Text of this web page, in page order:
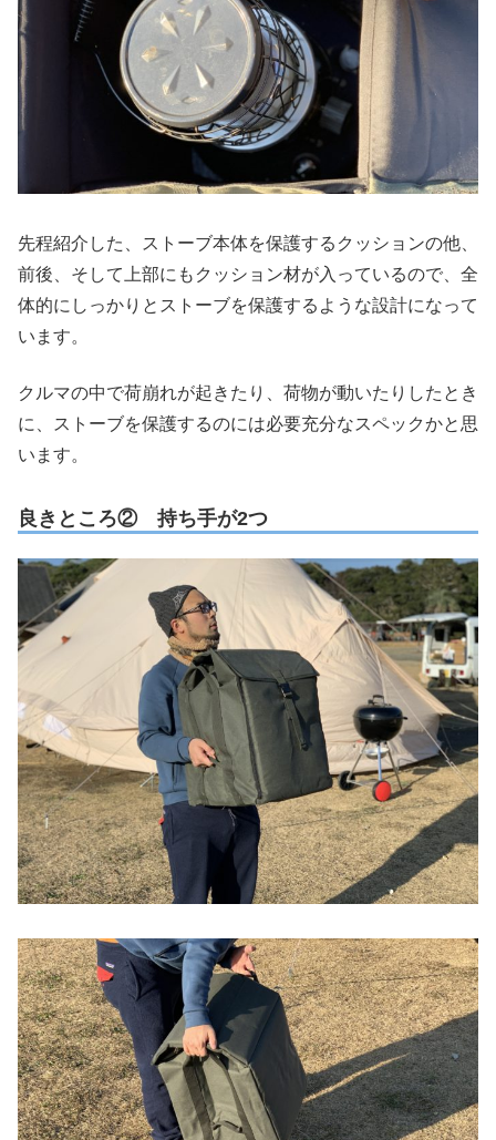
先程紹介した、ストーブ本体を保護するクッションの他、
前後、そして上部にもクッション材が入っているので、全
体的にしっかりとストーブを保護するような設計になって
います。
クルマの中で荷崩れが起きたり、荷物が動いたりしたとき
に、ストーブを保護するのには必要充分なスペックかと思
います。
良きところ② 持ち手が2つ